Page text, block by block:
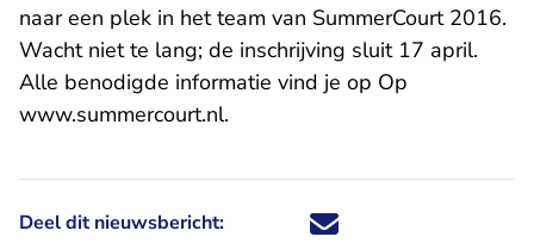
naar een plek in het team van SummerCourt 2016.
Wacht niet te lang; de inschrijving sluit 17 april.
Alle benodigde informatie vind je op Op
www.summercourt.nl- U verlaat Rechtspraak.nl
.
Deel dit nieuwsbericht: Deel dit nieuwsbericht via X -
Deel dit nieuwsbericht via
Deel dit nieuwsbericht
Deel dit